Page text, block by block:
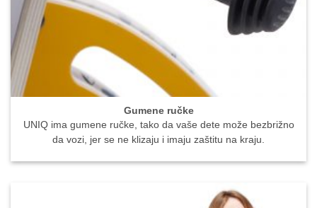
Gumene ručke
UNIQ ima gumene ručke, tako da vaše dete može bezbrižno
da vozi, jer se ne klizaju i imaju zaštitu na kraju.